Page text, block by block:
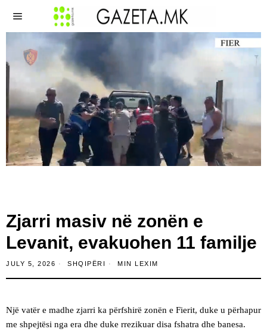
Zjarri masiv në zonën e
Levanit, evakuohen 11 familje
JULY 5, 2026 SHQIPËRI MIN LEXIM
Një vatër e madhe zjarri ka përfshirë zonën e Fierit, duke u përhapur
me shpejtësi nga era dhe duke rrezikuar disa fshatra dhe banesa.